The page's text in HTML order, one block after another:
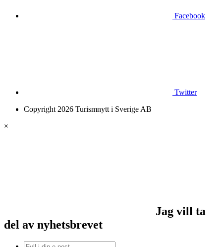
Facebook
Twitter
Copyright 2026 Turismnytt i Sverige AB
×
Jag vill ta
del av nyhetsbrevet